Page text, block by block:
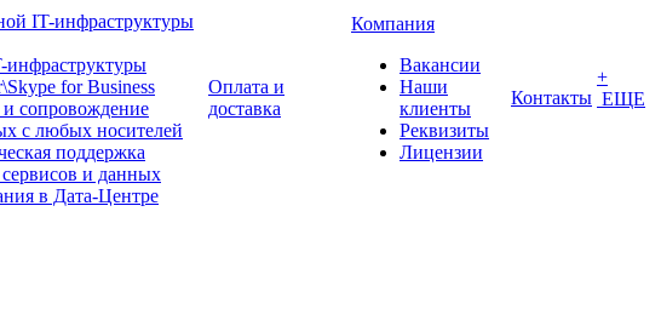
IT-инфраструктуры
for Business
и сопровождение
с любых носителей
поддержка
и данных
в Дата-Центре
Оплата и
доставка
Компания
Вакансии
Наши
клиенты
Реквизиты
Лицензии
Контакты
+
ЕЩЕ